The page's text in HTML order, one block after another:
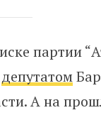
партии
депутатом
А на